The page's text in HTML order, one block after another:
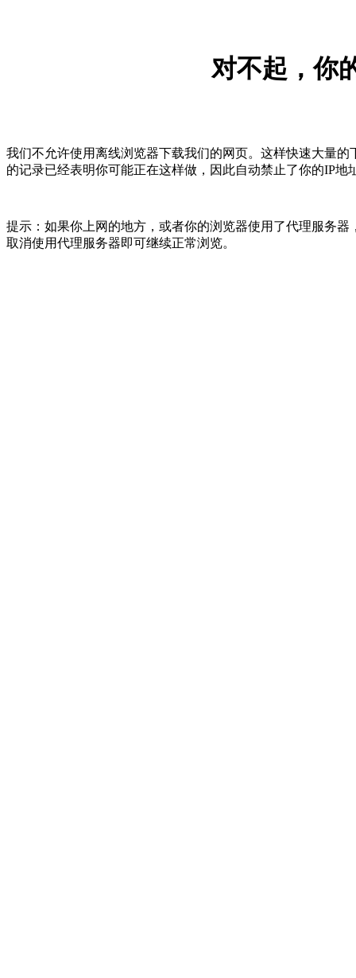
对不起，你
我们不允许使用离线浏览器下载我们的网页。这样快速大量
的记录已经表明你可能正在这样做，因此自动禁止了你的IP
提示：如果你上网的地方，或者你的浏览器使用了代理服务
取消使用代理服务器即可继续正常浏览。